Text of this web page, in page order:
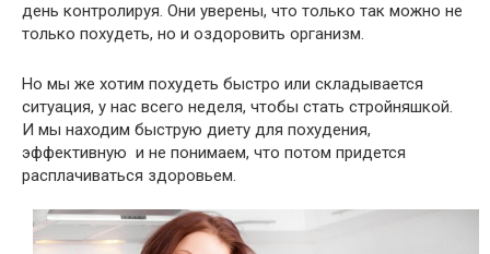
день контролируя. Они уверены, что только так можно не
только похудеть, но и оздоровить организм.
Но мы же хотим похудеть быстро или складывается
ситуация, у нас всего неделя, чтобы стать стройняшкой.
И мы находим быструю диету для похудения,
эффективную и не понимаем, что потом придется
расплачиваться здоровьем.